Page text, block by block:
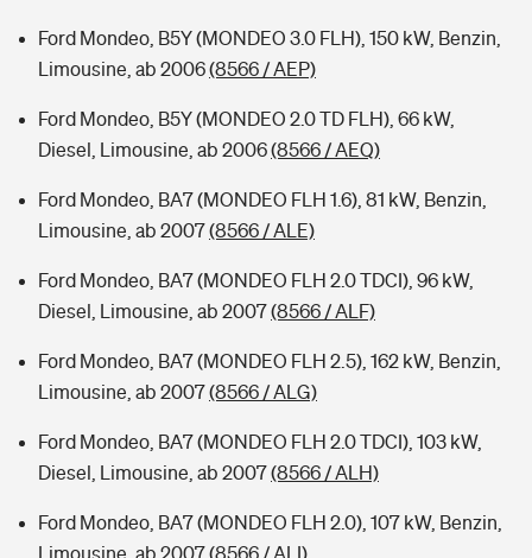
Ford Mondeo, B5Y (MONDEO 3.0 FLH), 150 kW, Benzin,
Limousine, ab 2006(8566 / AEP)
Ford Mondeo, B5Y (MONDEO 2.0 TD FLH), 66 kW,
Diesel, Limousine, ab 2006(8566 / AEQ)
Ford Mondeo, BA7 (MONDEO FLH 1.6), 81 kW, Benzin,
Limousine, ab 2007(8566 / ALE)
Ford Mondeo, BA7 (MONDEO FLH 2.0 TDCI), 96 kW,
Diesel, Limousine, ab 2007(8566 / ALF)
Ford Mondeo, BA7 (MONDEO FLH 2.5), 162 kW, Benzin,
Limousine, ab 2007(8566 / ALG)
Ford Mondeo, BA7 (MONDEO FLH 2.0 TDCI), 103 kW,
Diesel, Limousine, ab 2007(8566 / ALH)
Ford Mondeo, BA7 (MONDEO FLH 2.0), 107 kW, Benzin,
Limousine, ab 2007(8566 / ALI)